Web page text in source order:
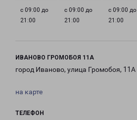
с 09:00 до
21:00
с 09:00 до
21:00
с 09:00 до
21:00
ИВАНОВО ГРОМОБОЯ 11А
город Иваново, улица Громобоя, 11А
на карте
ТЕЛЕФОН